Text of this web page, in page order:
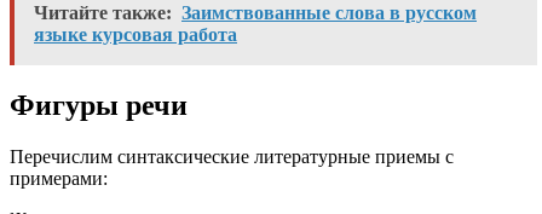
Читайте также: Заимствованные слова в русском
языке курсовая работа
Фигуры речи
Перечислим синтаксические литературные приемы с
примерами: